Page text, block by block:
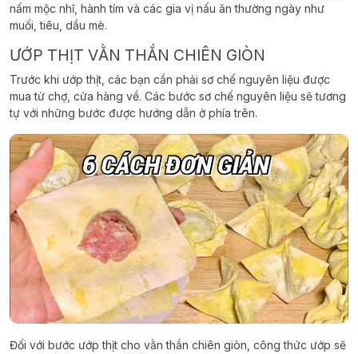
nấm mộc nhĩ, hành tím và các gia vị nấu ăn thường ngày như
muối, tiêu, dầu mè.
ƯỚP THỊT VẰN THẮN CHIÊN GIÒN
Trước khi ướp thịt, các bạn cần phải sơ chế nguyên liệu được
mua từ chợ, cửa hàng về. Các bước sơ chế nguyên liệu sẽ tương
tự với những bước được hướng dẫn ở phía trên.
Đối với bước ướp thịt cho vằn thắn chiên giòn, công thức ướp sẽ